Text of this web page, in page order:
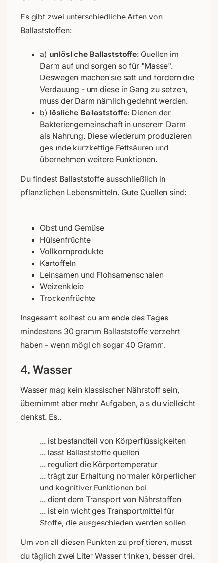
Es gibt zwei unterschiedliche Arten von
Ballaststoffen:
a) unlösliche Ballaststoffe: Quellen im
Darm auf und sorgen so für "Masse".
Deswegen machen sie satt und fördern die
Verdauung - um diese in Gang zu setzen,
muss der Darm nämlich gedehnt werden.
b) lösliche Ballaststoffe: Dienen der
Bakteriengemeinschaft in unserem Darm
als Nahrung. Diese wiederum produzieren
gesunde kurzkettige Fettsäuren und
übernehmen weitere Funktionen.
Du findest Ballaststoffe ausschließlich in
pflanzlichen Lebensmitteln. Gute Quellen sind:
Obst und Gemüse
Hülsenfrüchte
Vollkornprodukte
Kartoffeln
Leinsamen und Flohsamenschalen
Weizenkleie
Trockenfrüchte
Insgesamt solltest du am ende des Tages
mindestens 30 gramm Ballaststoffe verzehrt
haben - wenn möglich sogar 40 Gramm.
4. Wasser
Wasser mag kein klassischer Nährstoff sein,
übernimmt aber mehr Aufgaben, als du vielleicht
denkst. Es..
... ist bestandteil von Körperflüssigkeiten
... lässt Ballaststoffe quellen
... reguliert die Körpertemperatur
... trägt zur Erhaltung normaler körperlicher
und kognitiver Funktionen bei
... dient dem Transport von Nährstoffen
... ist ein wichtiges Transportmittel für
Stoffe, die ausgeschieden werden sollen.
Um von all diesen Punkten zu profitieren, musst
du täglich zwei Liter Wasser trinken, besser drei.